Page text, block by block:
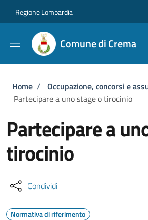
Regione Lombardia
Comune di Crema
Briciole di pane
Home / Occupazione, concorsi e
Partecipare a uno stage o tirocinio
Partecipare a
tirocinio
Condividi
Normativa di riferimento